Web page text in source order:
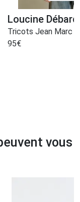
Loucine
Tricots Jean Marc
95€
vous